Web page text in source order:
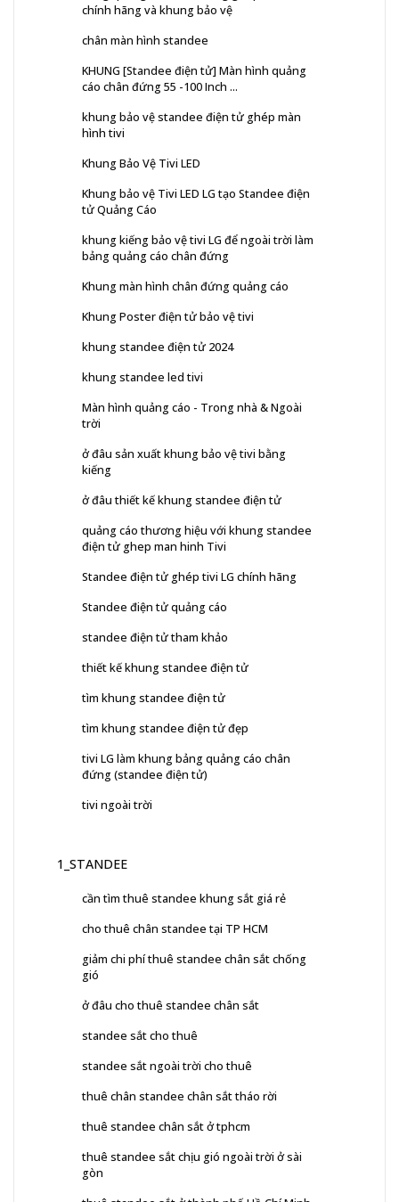
chính hãng và khung bảo vệ
chân màn hình standee
KHUNG [Standee điện tử] Màn hình quảng
cáo chân đứng 55 -100 Inch ...
khung bảo vệ standee điện tử ghép màn
hình tivi
Khung Bảo Vệ Tivi LED
Khung bảo vệ Tivi LED LG tạo Standee điện
tử Quảng Cáo
khung kiếng bảo vệ tivi LG để ngoài trời làm
bảng quảng cáo chân đứng
Khung màn hình chân đứng quảng cáo
Khung Poster điện tử bảo vệ tivi
khung standee điện tử 2024
khung standee led tivi
Màn hình quảng cáo - Trong nhà & Ngoài
trời
ở đâu sản xuất khung bảo vệ tivi bằng
kiếng
ở đâu thiết kế khung standee điện tử
quảng cáo thương hiệu với khung standee
điện tử ghep man hinh Tivi
Standee điện tử ghép tivi LG chính hãng
Standee điện tử quảng cáo
standee điện tử tham khảo
thiết kế khung standee điện tử
tìm khung standee điện tử
tìm khung standee điện tử đẹp
tivi LG làm khung bảng quảng cáo chân
đứng (standee điện tử)
tivi ngoài trời
1_STANDEE
cần tìm thuê standee khung sắt giá rẻ
cho thuê chân standee tại TP HCM
giảm chi phí thuê standee chân sắt chống
gió
ở đâu cho thuê standee chân sắt
standee sắt cho thuê
standee sắt ngoài trời cho thuê
thuê chân standee chân sắt tháo rời
thuê standee chân sắt ở tphcm
thuê standee sắt chịu gió ngoài trời ở sài
gòn